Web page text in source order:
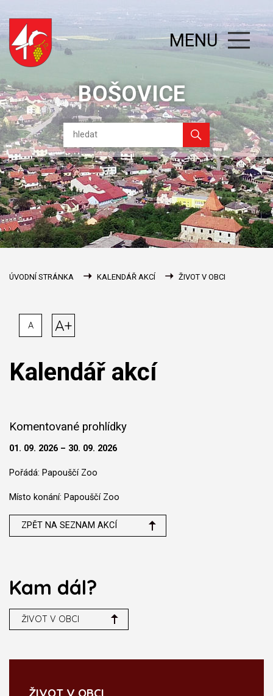
BOŠOVICE
MENU
ÚVODNÍ STRÁNKA KALENDÁŘ AKCÍ ŽIVOT V OBCI
A A+
Kalendář akcí
Komentované prohlídky
01. 09. 2026 – 30. 09. 2026
Pořádá: Papouščí Zoo
Místo konání: Papouščí Zoo
ZPĚT NA SEZNAM AKCÍ
Kam dál?
ŽIVOT V OBCI
ŽIVOT V OBCI